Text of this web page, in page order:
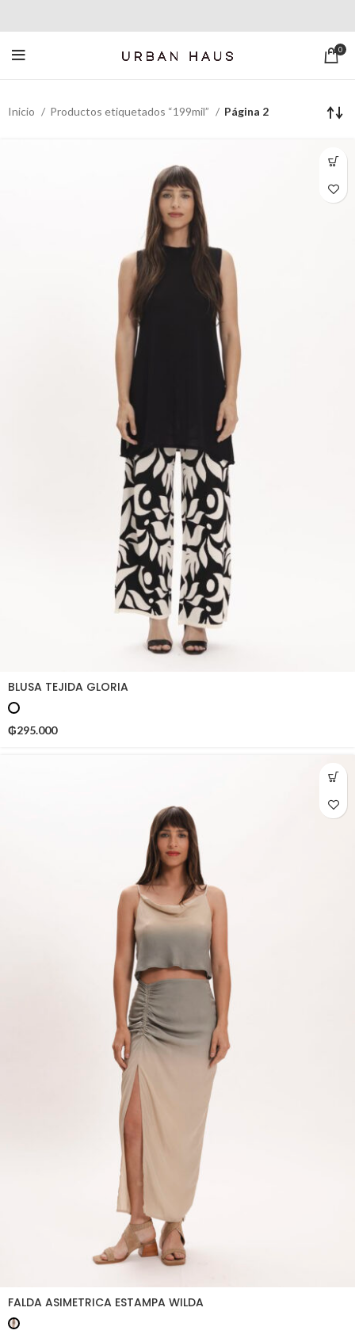
0
Inicio Productos etiquetados “199mil” Página 2
BLUSA TEJIDA GLORIA
₲295.000
FALDA ASIMETRICA ESTAMPA WILDA